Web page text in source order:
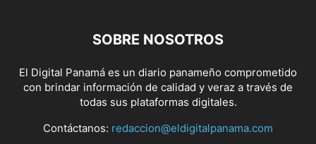
SOBRE NOSOTROS
El Digital Panamá es un diario panameño comprometido
con brindar información de calidad y veraz a través de
todas sus plataformas digitales.
Contáctanos: redaccion@eldigitalpanama.com